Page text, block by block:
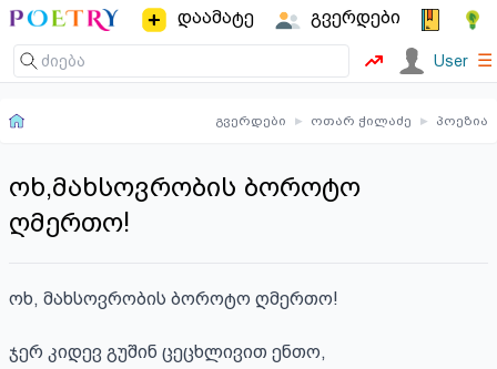
დაამატე გვერდები
User ☰
გვერდები ▸ ოთარ ჭილაძე ▸ პოეზია
ოხ,მახსოვრობის ბოროტო
ღმერთო!
ოხ, მახსოვრობის ბოროტო ღმერთო!
ჯერ კიდევ გუშინ ცეცხლივით ენთო,